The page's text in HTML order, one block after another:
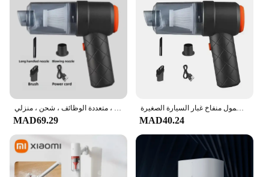
MAD69.29
مكنسة كهربائية لاسلكية للسيارة محمولة بقوة شفط معدات تنظيف منزلية جهاز تجميع الغبار المحمول منفاخ غبار السيارة الصغيرة
MAD40.24